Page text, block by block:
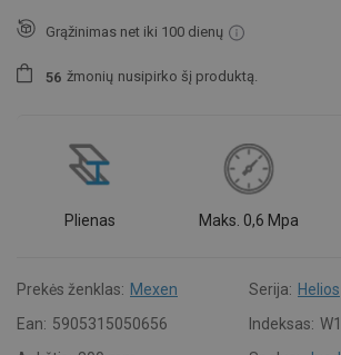
Grąžinimas net iki 100 dienų
56 žmonių nusipirko šį produktą.
Plienas Maks. 0,6 Mpa
Prekės ženklas: Mexen Serija: Helios
Ean: 5905315050656 Indeksas: